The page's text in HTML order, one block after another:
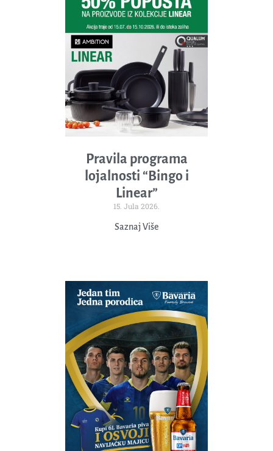
Pravila programa
lojalnosti “Bingo i
Linear”
15. Jula 2026.
Saznaj Više